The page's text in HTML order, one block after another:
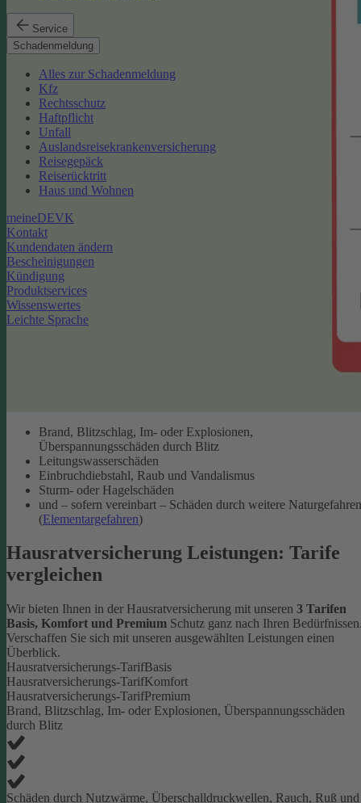
Service
Schadenmeldung
Alles zur Schadenmeldung
Kfz
Rechtsschutz
Haftpflicht
Unfall
Auslandsreisekrankenversicherung
Reisegepäck
Reiserücktritt
Haus und Wohnen
meineDEVK
Kontakt
Kundendaten ändern
Bescheinigungen
Kündigung
Produktservices
Wissenswertes
Leichte Sprache
Brand, Blitzschlag, Im- oder Explosionen,
Überspannungsschäden durch Blitz
Leitungswasserschäden
Einbruchdiebstahl, Raub und Vandalismus
Sturm- oder Hagelschäden
und – sofern vereinbart – Schäden durch weitere Naturgefahren
(Elementargefahren)
Hausratversicherung Leistungen: Tarife
vergleichen
Wir bieten Ihnen in der Hausratversicherung mit unseren 3 Tarifen
Basis, Komfort und Premium Schutz ganz nach Ihren
Verschaffen Sie sich mit unseren ausgewählten Leistungen einen
Überblick.
Hausratversicherungs-TarifBasis
Hausratversicherungs-TarifKomfort
Hausratversicherungs-TarifPremium
Brand, Blitzschlag, Im- oder Explosionen, Überspannungsschäden
durch Blitz
Schäden durch Nutzwärme, Überschalldruckwellen, Rauch, Ruß und